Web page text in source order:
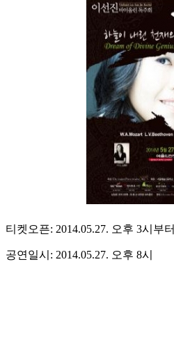
티켓오픈: 2014.05.27. 오후 3시부터
공연일시: 2014.05.27. 오후 8시